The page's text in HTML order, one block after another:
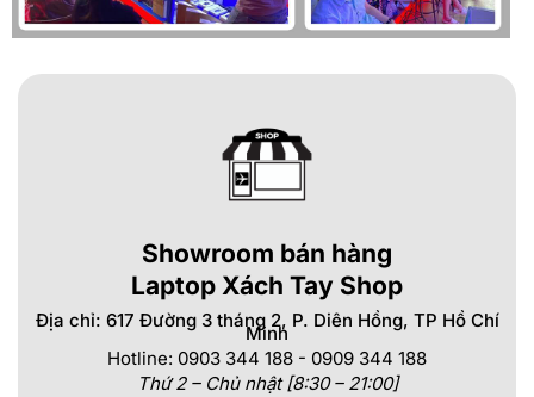
Showroom bán hàng
Laptop Xách Tay Shop
Địa chỉ: 617 Đường 3 tháng 2, P. Diên Hồng, TP Hồ Chí
Minh
Hotline: 0903 344 188 - 0909 344 188
Thứ 2 – Chủ nhật [8:30 – 21:00]